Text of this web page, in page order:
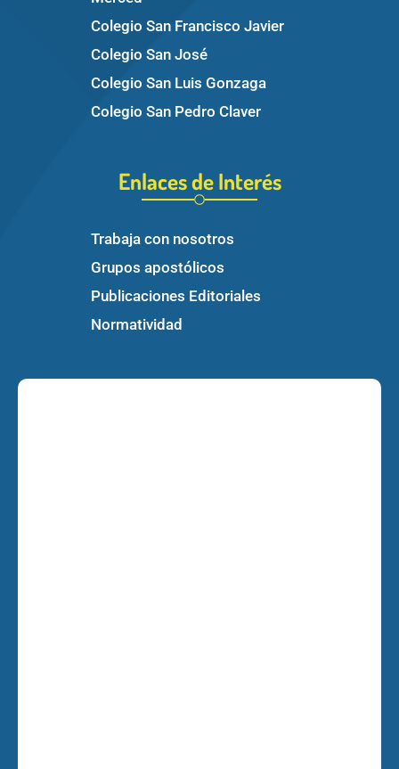
Colegio San Francisco Javier
Colegio San José
Colegio San Luis Gonzaga
Colegio San Pedro Claver
Enlaces de Interés
Trabaja con nosotros
Grupos apostólicos
Publicaciones Editoriales
Normatividad